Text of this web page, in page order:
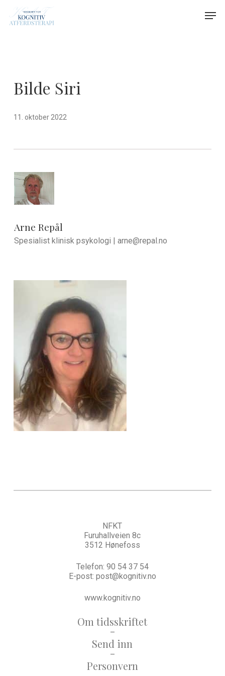
Bilde Siri
11. oktober 2022
Arne Repål
Spesialist klinisk psykologi | arne@repal.no
Om tidsskriftet
–
Send inn
–
Personvern
NFKT
Furuhallveien 8c
3512 Hønefoss
Telefon: 90 54 37 54
E-post: post@kognitiv.no
www.kognitiv.no